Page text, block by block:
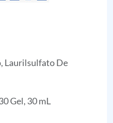
Laurilsulfato De
Gel, 30 mL